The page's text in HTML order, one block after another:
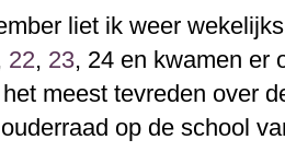
liet ik weer
22, 23, 24 en kwamen er
meest tevreden over
op de school